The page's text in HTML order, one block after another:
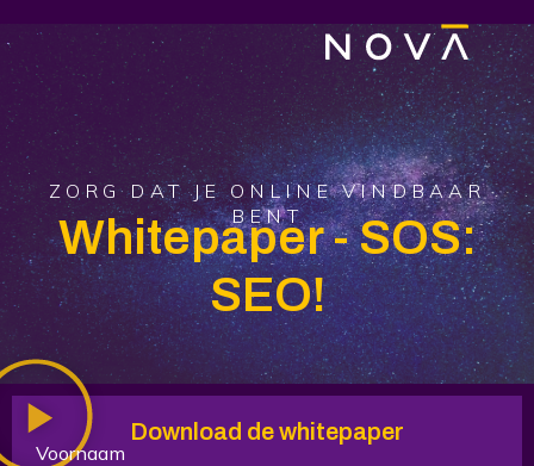
ZORG DAT JE ONLINE VINDBAAR
BENT
Whitepaper - SOS:
SEO!
Download de whitepaper
Voornaam